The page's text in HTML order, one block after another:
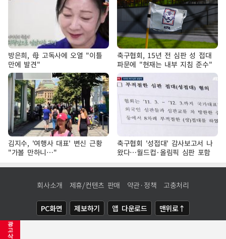
광
고
삭
방은희, 母 고독사에 오열 "이틀
만에 발견"
축구협회, 15년 전 심판 성 접대
파문에 "현재는 내부 지침 준수"
김지수, '여행사 대표' 변신 근황
"가볼 만하니…"
축구협회 '성접대' 감사보고서 나
왔다…월드컵·올림픽 심판 포함
회사소개 제휴/컨텐츠 판매 약관·정책 고충처리
PC화면 제보하기 앱 다운로드 맨위로↑